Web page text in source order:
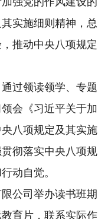
实施细则精神，总
推动中央八项规定
过领读领学、专题
会《习近平关于加
八项规定及其实施
彻落实中央八项规
动自觉。
公司举办读书班期
育片，联系实际作